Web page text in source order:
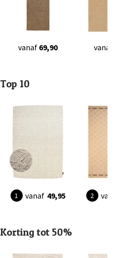
vanaf 69,90 vanaf
Top 10
vanaf 49,95
Korting tot 50%